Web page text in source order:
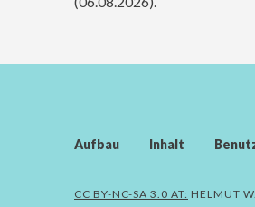
Aufbau Inhalt
CC BY-NC-SA 3.0 AT: HELMUT